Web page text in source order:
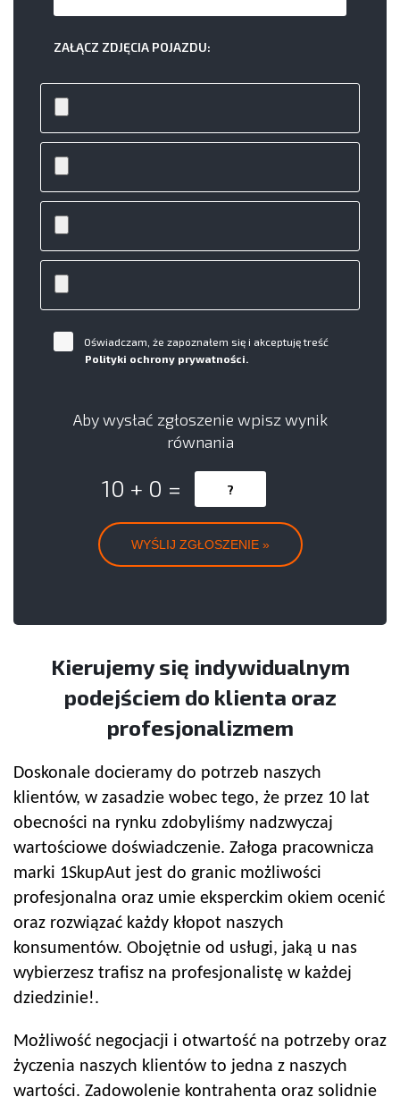
ZAŁĄCZ ZDJĘCIA POJAZDU:
Oświadczam, że zapoznałem się i akceptuję treść
Polityki ochrony prywatności.
Aby wysłać zgłoszenie wpisz wynik
równania
10 + 0 =
Kierujemy się indywidualnym
podejściem do klienta oraz
profesjonalizmem
Doskonale docieramy do potrzeb naszych
klientów, w zasadzie wobec tego, że przez 10 lat
obecności na rynku zdobyliśmy nadzwyczaj
wartościowe doświadczenie. Załoga pracownicza
marki 1SkupAut jest do granic możliwości
profesjonalna oraz umie eksperckim okiem ocenić
oraz rozwiązać każdy kłopot naszych
konsumentów. Obojętnie od usługi, jaką u nas
wybierzesz trafisz na profesjonalistę w każdej
dziedzinie!.
Możliwość negocjacji i otwartość na potrzeby oraz
życzenia naszych klientów to jedna z naszych
wartości. Zadowolenie kontrahenta oraz solidnie